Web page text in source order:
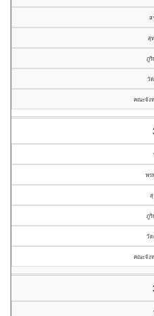
ส
สุ
ภู
วั
คณะจัง
พร
สุ
ภู
วัด
คณะจัง